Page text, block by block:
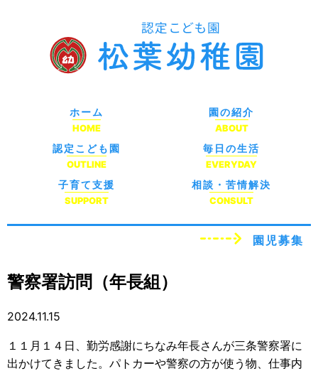
ホーム
HOME
園の紹介
ABOUT
認定こども園
OUTLINE
毎日の生活
EVERYDAY
子育て支援
SUPPORT
相談・苦情解決
CONSULT
園児募集
警察署訪問（年長組）
2024.11.15
１１月１４日、勤労感謝にちなみ年長さんが三条警察署に
出かけてきました。パトカーや警察の方が使う物、仕事内